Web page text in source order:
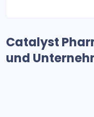
Catalyst
und